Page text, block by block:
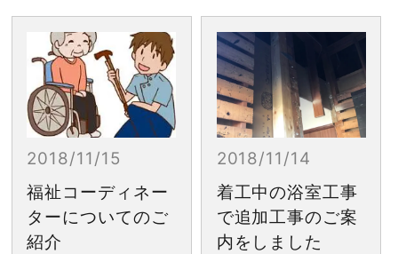
2018/11/15
福祉コーディネー
ターについてのご
紹介
2018/11/14
着工中の浴室工事
で追加工事のご案
内をしました